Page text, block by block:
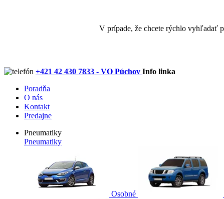
V prípade, že chcete rýchlo vyhľadať
+421 42 430 7833 - VO Púchov Info linka
Poradňa
O nás
Kontakt
Predajne
Pneumatiky
Pneumatiky
Osobné